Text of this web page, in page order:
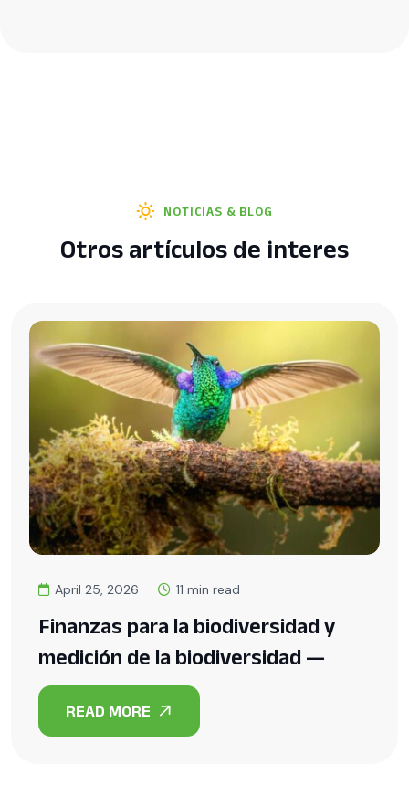
NOTICIAS & BLOG
Otros artículos de interes
July 11, 2025 4 min read
La economía del capital natural:
base para decisiones sostenibles y